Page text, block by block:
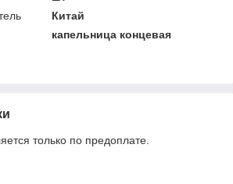
Китай
капельница концевая
только по предоплате.